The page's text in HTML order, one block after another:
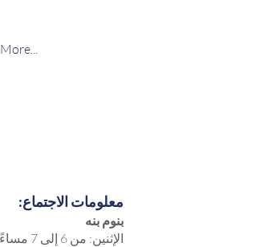
More...
معلومات الاجتماع:
بنوم بنه
الإثنين: من 6 إلى 7 مساءً